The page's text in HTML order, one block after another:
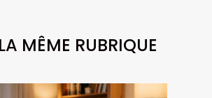
MÊME RUBRIQUE